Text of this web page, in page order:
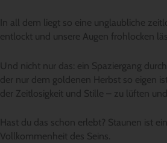
In all dem liegt so eine unglaubliche
entlockt und unsere Augen frohlocken
Und nicht nur das: ein Spaziergang
der nur dem goldenen Herbst so eigen
der Zeitlosigkeit und Stille – zu lüften
Hast du das schon erlebt? Staunen ist
Vollkommenheit des Seins.